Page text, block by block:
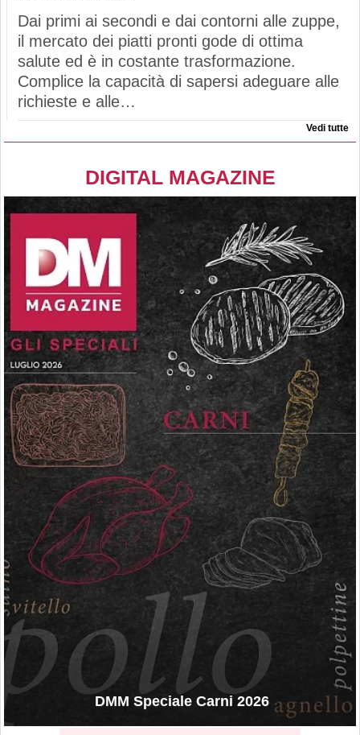
Dai primi ai secondi e dai contorni alle zuppe,
il mercato dei piatti pronti gode di ottima
salute ed è in costante trasformazione.
Complice la capacità di sapersi adeguare alle
richieste e alle…
Vedi tutte
DIGITAL MAGAZINE
DMM Speciale Carni 2026